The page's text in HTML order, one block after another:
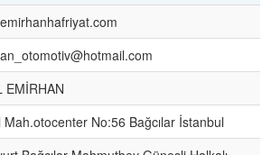
EMİRHAN
Mah.otocenter No:56 Bağcılar İstanbul